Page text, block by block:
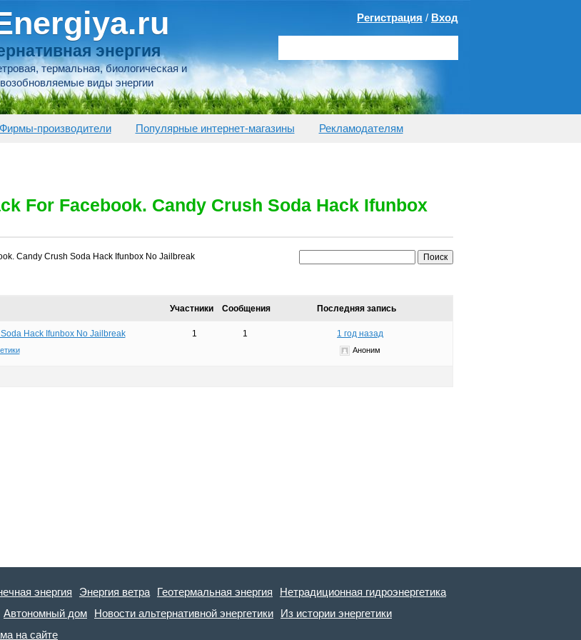
энергия
термальная, биологическая и
виды энергии
Регистрация / Вход
Фирмы-производители Популярные интернет-магазины Рекламодателям
For Facebook. Candy Crush Soda Hack Ifunbox
Candy Crush Soda Hack Ifunbox No Jailbreak
Участники Сообщения Последняя запись
Hack Ifunbox No Jailbreak 1 1 1 год назад
Аноним
энергия Энергия ветра Геотермальная энергия
Нетрадиционная гидроэнергетика
Автономный дом Новости альтернативной энергетики
Из истории энергетики
на сайте